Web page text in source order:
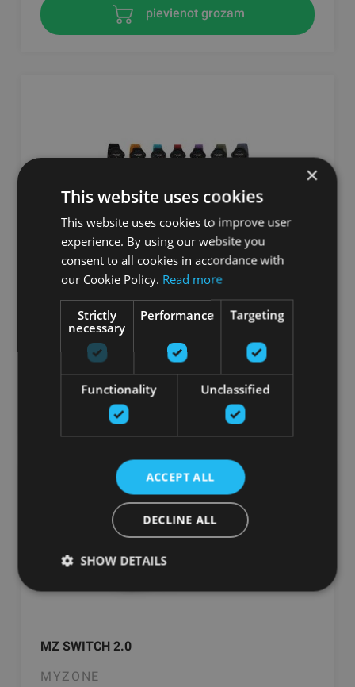
pievienot grozam
MZ-SWITCH AKSESUĀRU JOSTU KOMPLEKTS,
DAŽĀDAS KRĀSAS
MYZONE
No 20.90
pievienot grozam
MZ SWITCH 2.0
MYZONE
×
This website uses cookies
This website uses cookies to improve user
experience. By using our website you
consent to all cookies in accordance with
our Cookie Policy. Read more
Strictly
necessary
Performance Targeting
Functionality Unclassified
ACCEPT ALL
DECLINE ALL
SHOW DETAILS